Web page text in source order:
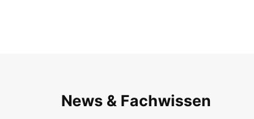
News & Fachwissen